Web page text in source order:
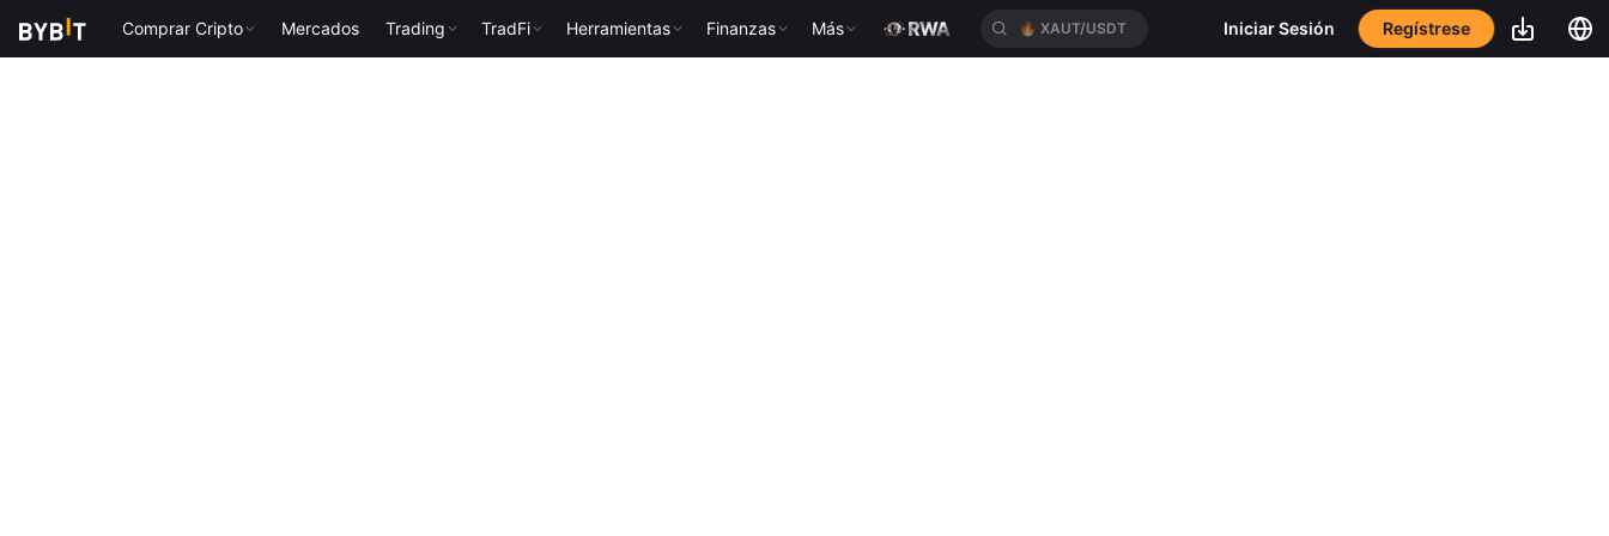
Comprar Cripto Mercados Trading TradFi Herramientas Finanzas Más 🔥 BTC/USDT Iniciar Sesión Regístrese